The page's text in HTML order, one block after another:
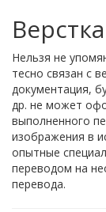
Нельзя не
тесно связан с
документация,
др. не может
выполненного
изображения в
опытные
переводом на
перевода.